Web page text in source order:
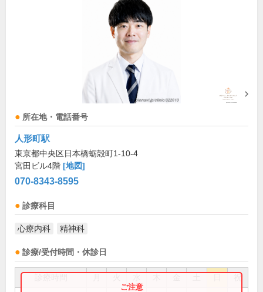
所在地・電話番号
人形町駅
東京都中央区日本橋蛎殻町1-10-4
宮田ビル4階 [地図]
070-8343-8595
診療科目
心療内科 精神科
診療/受付時間・休診日
祝